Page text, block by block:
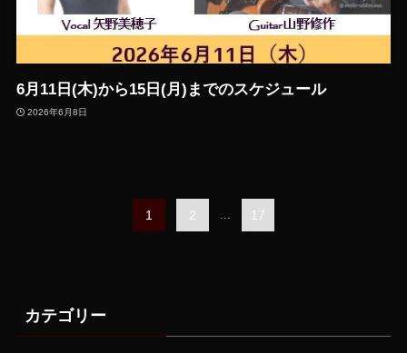
6月11日(木)から15日(月)までのスケジュール
2026年6月8日
1 2 ... 17
カテゴリー